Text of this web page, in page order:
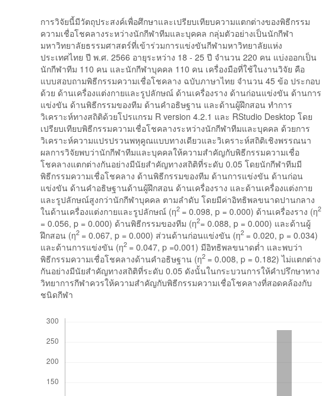
การวิจัยนี้มีวัตถุประสงค์เพื่อศึกษาและเปรียบเทียบความแตกต่างของพิธีกรรม
ความเชื่อโชคลางระหว่างนักกีฬาทีมและบุคคล กลุ่มตัวอย่างเป็นนักกีฬา
มหาวิทยาลัยธรรมศาสตร์ที่เข้าร่วมการแข่งขันกีฬามหาวิทยาลัยแห่ง
ประเทศไทย ปี พ.ศ. 2566 อายุระหว่าง 18 - 25 ปี จำนวน 220 คน แบ่งออกเป็น
นักกีฬาทีม 110 คน และนักกีฬาบุคคล 110 คน เครื่องมือที่ใช้ในงานวิจัย คือ
แบบสอบถามพิธีกรรมความเชื่อโชคลาง ฉบับภาษาไทย จำนวน 45 ข้อ ประกอบ
ด้วย ด้านเครื่องแต่งกายและรูปลักษณ์ ด้านเครื่องราง ด้านก่อนแข่งขัน ด้านการ
แข่งขัน ด้านพิธีกรรมของทีม ด้านคำอธิษฐาน และด้านผู้ฝึกสอน ทำการ
วิเคราะห์ทางสถิติด้วยโปรแกรม R version 4.2.1 และ RStudio Desktop โดย
เปรียบเทียบพิธีกรรมความเชื่อโชคลางระหว่างนักกีฬาทีมและบุคคล ด้วยการ
วิเคราะห์ความแปรปรวนพหุคูณแบบทางเดียวและวิเคราะห์สถิติเชิงพรรณนา
ผลการวิจัยพบว่านักกีฬาทีมและบุคคลให้ความสำคัญกับพิธีกรรมความเชื่อ
โชคลางแตกต่างกันอย่างมีนัยสำคัญทางสถิติที่ระดับ 0.05 โดยนักกีฬาทีมมี
พิธีกรรมความเชื่อโชคลาง ด้านพิธีกรรมของทีม ด้านการแข่งขัน ด้านก่อน
แข่งขัน ด้านคำอธิษฐานด้านผู้ฝึกสอน ด้านเครื่องราง และด้านเครื่องแต่งกาย
และรูปลักษณ์สูงกว่านักกีฬาบุคคล ตามลำดับ โดยมีค่าอิทธิพลขนาดปานกลาง
ในด้านเครื่องแต่งกายและรูปลักษณ์ (η2 = 0.098, p = 0.000) ด้านเครื่องราง (η2
= 0.056, p = 0.000) ด้านพิธีกรรมของทีม (η2= 0.088, p = 0.000) และด้านผู้
ฝึกสอน (η2 = 0.067, p = 0.000) ส่วนด้านก่อนแข่งขัน (η2 = 0.020, p = 0.034)
และด้านการแข่งขัน (η2 = 0.047, p =0.001) มีอิทธิพลขนาดต่ำ และพบว่า
พิธีกรรมความเชื่อโชคลางด้านคำอธิษฐาน (η2 = 0.008, p = 0.182) ไม่แตกต่าง
กันอย่างมีนัยสำคัญทางสถิติที่ระดับ 0.05 ดังนั้นในกระบวนการให้คำปรึกษาทาง
วิทยาการกีฬาควรให้ความสำคัญกับพิธีกรรมความเชื่อโชคลางที่สอดคล้องกับ
ชนิดกีฬา